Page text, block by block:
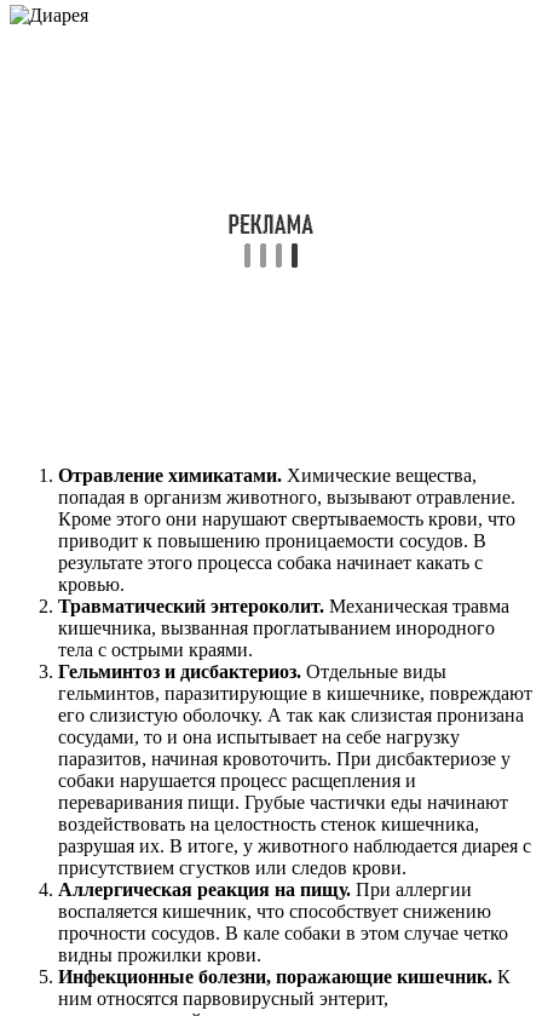
Отравление химикатами. Химические вещества,
попадая в организм животного, вызывают отравление.
Кроме этого они нарушают свертываемость крови, что
приводит к повышению проницаемости сосудов. В
результате этого процесса собака начинает какать с
кровью.
Травматический энтероколит. Механическая травма
кишечника, вызванная проглатыванием инородного
тела с острыми краями.
Гельминтоз и дисбактериоз. Отдельные виды
гельминтов, паразитирующие в кишечнике, повреждают
его слизистую оболочку. А так как слизистая пронизана
сосудами, то и она испытывает на себе нагрузку
паразитов, начиная кровоточить. При дисбактериозе у
собаки нарушается процесс расщепления и
переваривания пищи. Грубые частички еды начинают
воздействовать на целостность стенок кишечника,
разрушая их. В итоге, у животного наблюдается диарея с
присутствием сгустков или следов крови.
Аллергическая реакция на пищу. При аллергии
воспаляется кишечник, что способствует снижению
прочности сосудов. В кале собаки в этом случае четко
видны прожилки крови.
Инфекционные болезни, поражающие кишечник. К
ним относятся парвовирусный энтерит,